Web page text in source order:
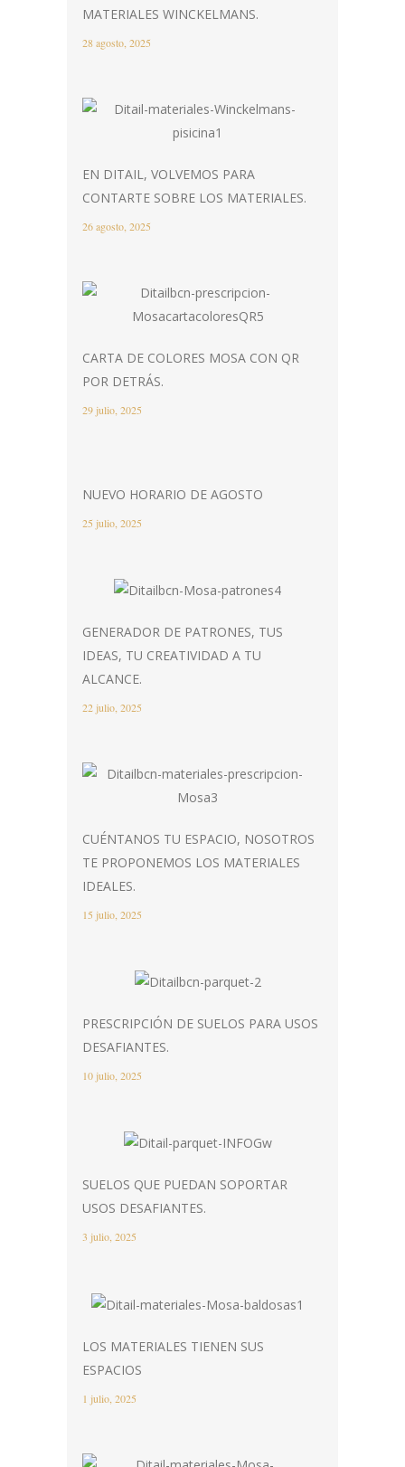
MATERIALES WINCKELMANS.
28 agosto, 2025
EN DITAIL, VOLVEMOS PARA
CONTARTE SOBRE LOS MATERIALES.
26 agosto, 2025
CARTA DE COLORES MOSA CON QR
POR DETRÁS.
29 julio, 2025
NUEVO HORARIO DE AGOSTO
25 julio, 2025
GENERADOR DE PATRONES, TUS
IDEAS, TU CREATIVIDAD A TU
ALCANCE.
22 julio, 2025
CUÉNTANOS TU ESPACIO, NOSOTROS
TE PROPONEMOS LOS MATERIALES
IDEALES.
15 julio, 2025
PRESCRIPCIÓN DE SUELOS PARA USOS
DESAFIANTES.
10 julio, 2025
SUELOS QUE PUEDAN SOPORTAR
USOS DESAFIANTES.
3 julio, 2025
LOS MATERIALES TIENEN SUS
ESPACIOS
1 julio, 2025